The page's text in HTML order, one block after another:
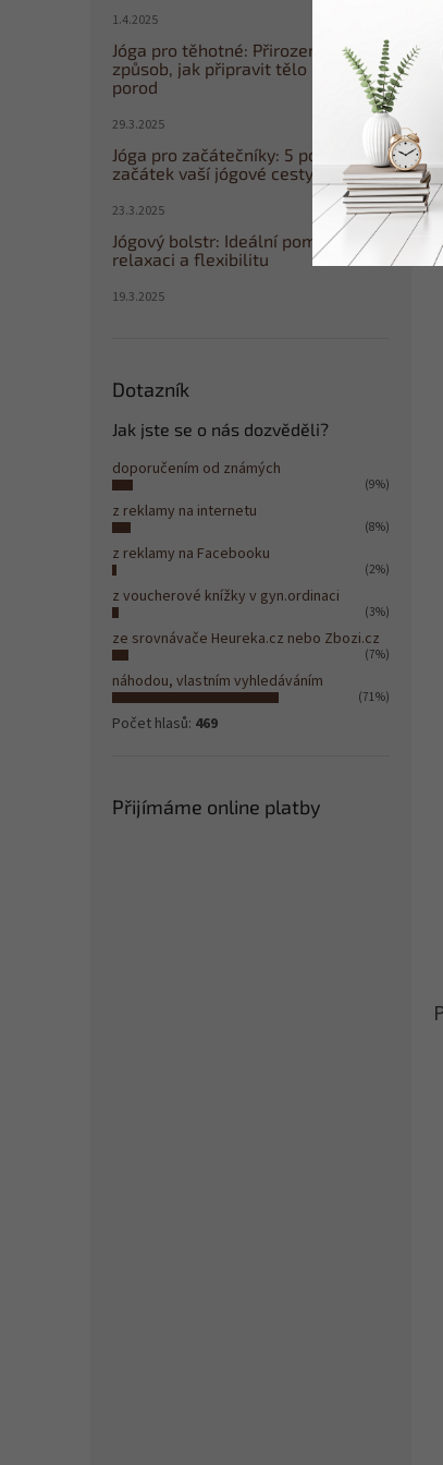
1.4.2025
Jóga pro těhotné: Přirozený
způsob, jak připravit tělo i mysl na
porod
29.3.2025
Jóga pro začátečníky: 5 pozic pro
začátek vaší jógové cesty
23.3.2025
Jógový bolstr: Ideální pomocník pro
relaxaci a flexibilitu
19.3.2025
Dotazník
Jak jste se o nás dozvěděli?
doporučením od známých
(9%)
z reklamy na internetu
(8%)
z reklamy na Facebooku
(2%)
z voucherové knížky v gyn.ordinaci
(3%)
ze srovnávače Heureka.cz nebo Zbozi.cz
(7%)
náhodou, vlastním vyhledáváním
(71%)
Počet hlasů: 469
Přijímáme online platby